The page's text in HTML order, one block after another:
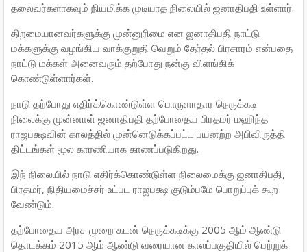
தலைவர்களாகவும் நியமிக்க முடியாத நிலையில் ஜனாதிபதி உள்ளார்.
திறமையானவர்களுக்கு முன்னுரிமை என ஜனாதிபதி நாட்டு
மக்களுக்கு வழங்கிய வாக்குறுதி வெறும் தேர்தல் பிரசாரம் என்பதை
நாட்டு மக்கள் அனைவரும் தற்போது நன்கு விளங்கிக்
கொண்டுள்ளார்கள்.
நாடு தற்போது எதிர்க்கொண்டுள்ள பொருளாதார நெருக்கடி
நிலைக்கு முன்னாள் ஜனாதிபதி தற்போதைய பிரதமர் மஹிந்த
ராஜபக்ஷவின் காலத்தில் முன்னெடுக்கப்பட்ட பயனற்ற அபிவிருத்தி
திட்டங்கள் மூல காரணியாக காணப்படுகிறது.
இந் நிலையில் நாடு எதிர்க்கொண்டுள்ள நிலைமைக்கு ஜனாதிபதி,
பிரதமர், நிதியமைச்சர் உட்பட ராஜபக்ஷ குடும்பமே பொறுப்புக் கூற
வேண்டும்.
தற்போதைய அரச முறை கடன் நெருக்கடிக்கு 2005 ஆம் ஆண்டு
தொடக்கம் 2015 ஆம் ஆண்டு வரையான காலப்பகுதியில் பெற்றுக்